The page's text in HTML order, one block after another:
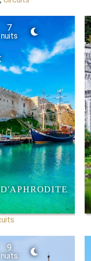
7
nuits
9
nuits